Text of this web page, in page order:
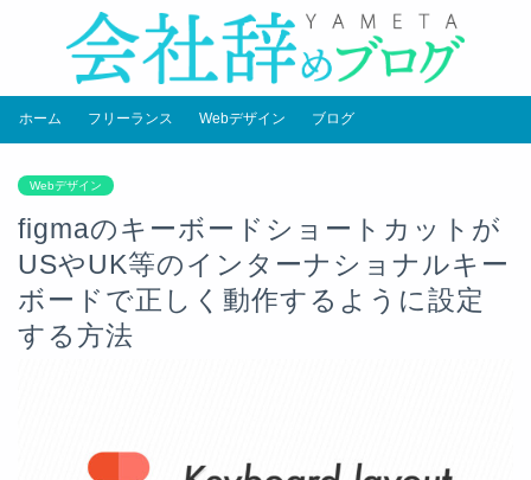
ホーム フリーランス Webデザイン ブログ
Webデザイン
figmaのキーボードショートカットが
USやUK等のインターナショナルキー
ボードで正しく動作するように設定
する方法